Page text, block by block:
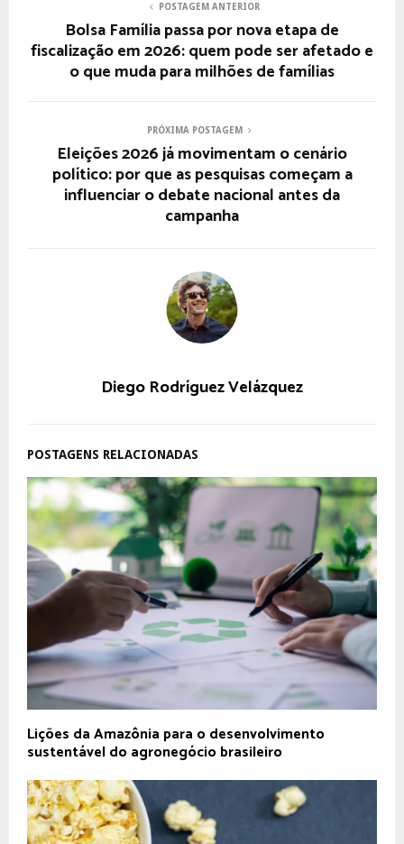
POSTAGEM ANTERIOR
Bolsa Família passa por nova etapa de
fiscalização em 2026: quem pode ser afetado e
o que muda para milhões de famílias
PRÓXIMA POSTAGEM
Eleições 2026 já movimentam o cenário
político: por que as pesquisas começam a
influenciar o debate nacional antes da
campanha
Diego Rodríguez Velázquez
POSTAGENS RELACIONADAS
Lições da Amazônia para o desenvolvimento
sustentável do agronegócio brasileiro